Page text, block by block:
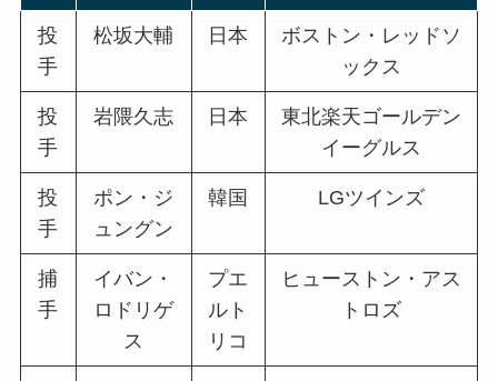
投
手
松坂大輔 日本
ボストン・レッドソ
ックス
投
手
岩隈久志 日本
東北楽天ゴールデン
イーグルス
投
手
ポン・ジ
ュングン
韓国 LGツインズ
捕
手
イバン・
ロドリゲ
ス
プエ
ルト
リコ
ヒューストン・アス
トロズ